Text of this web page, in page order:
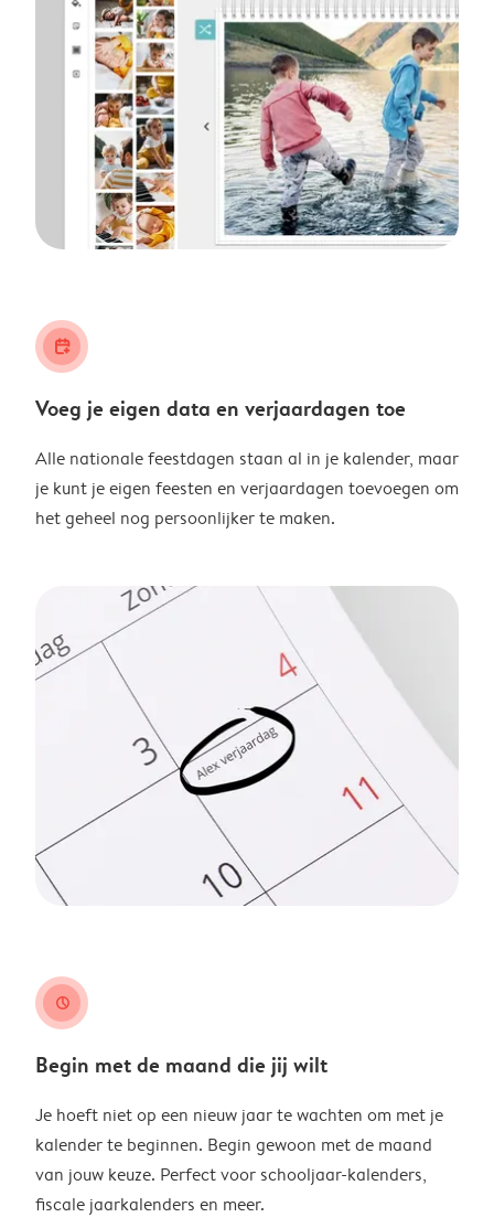
calendar_plus
Voeg je eigen data en verjaardagen toe
Alle nationale feestdagen staan al in je kalender, maar
je kunt je eigen feesten en verjaardagen toevoegen om
het geheel nog persoonlijker te maken.
clock
Begin met de maand die jij wilt
Je hoeft niet op een nieuw jaar te wachten om met je
kalender te beginnen. Begin gewoon met de maand
van jouw keuze. Perfect voor schooljaar-kalenders,
fiscale jaarkalenders en meer.